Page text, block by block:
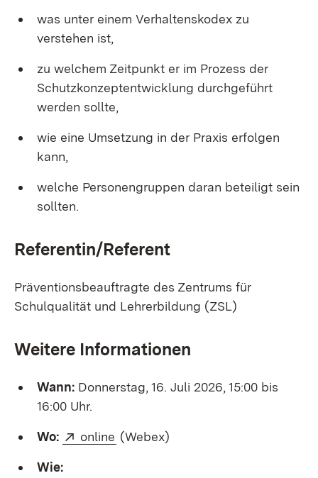
was unter einem Verhaltenskodex zu
verstehen ist,
zu welchem Zeitpunkt er im Prozess der
Schutzkonzeptentwicklung durchgeführt
werden sollte,
wie eine Umsetzung in der Praxis erfolgen
kann,
welche Personengruppen daran beteiligt sein
sollten.
Referentin/Referent
Präventionsbeauftragte des Zentrums für
Schulqualität und Lehrerbildung (ZSL)
Weitere Informationen
Wann: Donnerstag, 16. Juli 2026, 15:00 bis
16:00 Uhr.
Wo: Extern:
online (Öffnet in neuem Fenster)
(Webex)
Wie: